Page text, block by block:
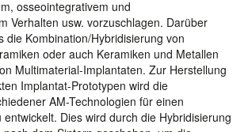
osseointegrativem und
Verhalten usw. vorzuschlagen. Darüber
die Kombination/Hybridisierung von
oder auch Keramiken und Metallen
Multimaterial-Implantaten. Zur Herstellung
Implantat-Prototypen wird die
AM-Technologien für einen
Dies wird durch die Hybridisierung